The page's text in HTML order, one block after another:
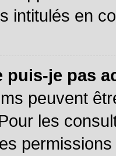
intitulés en
puis-je pas
peuvent
les